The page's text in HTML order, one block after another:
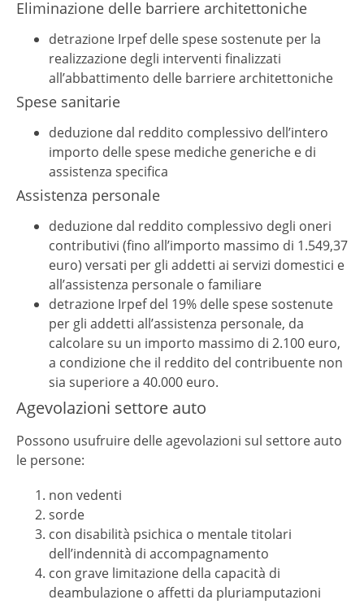
Eliminazione delle barriere architettoniche
detrazione Irpef delle spese sostenute per la
realizzazione degli interventi finalizzati
all’abbattimento delle barriere architettoniche
Spese sanitarie
deduzione dal reddito complessivo dell’intero
importo delle spese mediche generiche e di
assistenza specifica
Assistenza personale
deduzione dal reddito complessivo degli oneri
contributivi (fino all’importo massimo di 1.549,37
euro) versati per gli addetti ai servizi domestici e
all’assistenza personale o familiare
detrazione Irpef del 19% delle spese sostenute
per gli addetti all’assistenza personale, da
calcolare su un importo massimo di 2.100 euro,
a condizione che il reddito del contribuente non
sia superiore a 40.000 euro.
Agevolazioni settore auto
Possono usufruire delle agevolazioni sul settore auto
le persone:
non vedenti
sorde
con disabilità psichica o mentale titolari
dell’indennità di accompagnamento
con grave limitazione della capacità di
deambulazione o affetti da pluriamputazioni